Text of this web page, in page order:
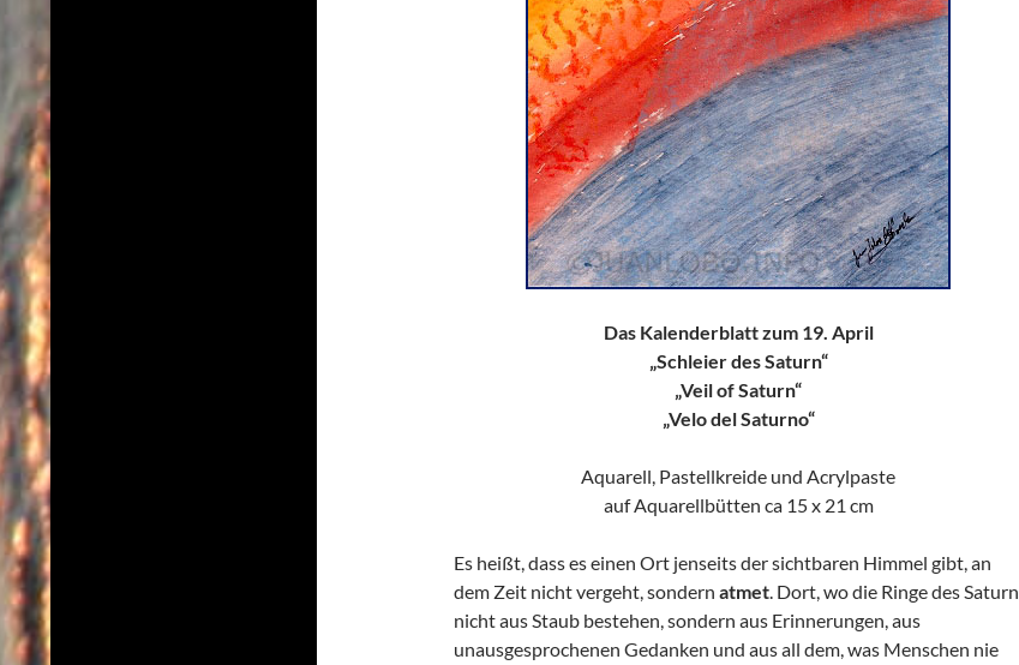
Das Kalenderblatt zum 19. April
„Schleier des Saturn“
„Veil of Saturn“
„Velo del Saturno“
Aquarell, Pastellkreide und Acrylpaste
auf Aquarellbütten ca 15 x 21 cm
Es heißt, dass es einen Ort jenseits der sichtbaren Himmel gibt, an
dem Zeit nicht vergeht, sondern atmet. Dort, wo die Ringe des Saturn
nicht aus Staub bestehen, sondern aus Erinnerungen, aus
unausgesprochenen Gedanken und aus all dem, was Menschen nie